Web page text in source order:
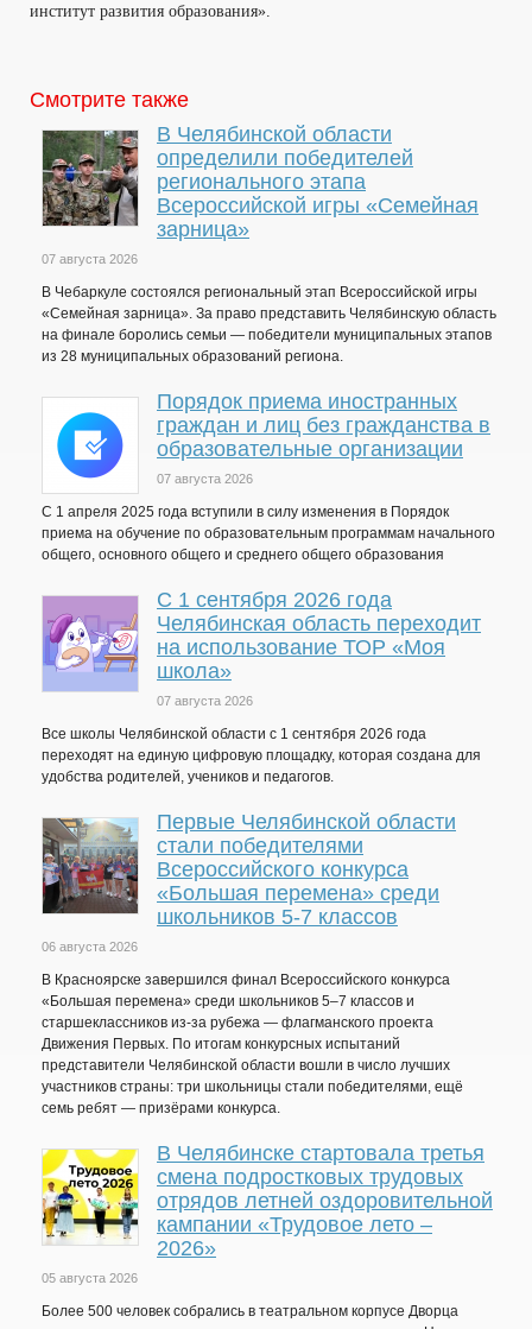
институт развития образования».
Смотрите также
В Челябинской области
определили победителей
регионального этапа
Всероссийской игры «Семейная
зарница»
07 августа 2026
В Чебаркуле состоялся региональный этап Всероссийской игры
«Семейная зарница». За право представить Челябинскую область
на финале боролись семьи — победители муниципальных этапов
из 28 муниципальных образований региона.
Порядок приема иностранных
граждан и лиц без гражданства в
образовательные организации
07 августа 2026
С 1 апреля 2025 года вступили в силу изменения в Порядок
приема на обучение по образовательным программам начального
общего, основного общего и среднего общего образования
С 1 сентября 2026 года
Челябинская область переходит
на использование ТОР «Моя
школа»
07 августа 2026
Все школы Челябинской области с 1 сентября 2026 года
переходят на единую цифровую площадку, которая создана для
удобства родителей, учеников и педагогов.
Первые Челябинской области
стали победителями
Всероссийского конкурса
«Большая перемена» среди
школьников 5-7 классов
06 августа 2026
В Красноярске завершился финал Всероссийского конкурса
«Большая перемена» среди школьников 5–7 классов и
старшеклассников из-за рубежа — флагманского проекта
Движения Первых. По итогам конкурсных испытаний
представители Челябинской области вошли в число лучших
участников страны: три школьницы стали победителями, ещё
семь ребят — призёрами конкурса.
В Челябинске стартовала третья
смена подростковых трудовых
отрядов летней оздоровительной
кампании «Трудовое лето –
2026»
05 августа 2026
Более 500 человек собрались в театральном корпусе Дворца